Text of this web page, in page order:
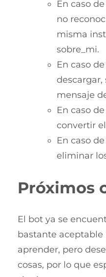
En caso
no
misma
sobre_mi.
En caso
descargar,
mensaje
En caso
convertir
En caso
eliminar
Próximos
El bot ya se
bastante aceptable
aprender, pero
cosas, por lo que